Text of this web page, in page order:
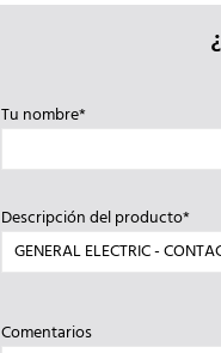
Tu nombre*
Descripción del producto*
Comentarios